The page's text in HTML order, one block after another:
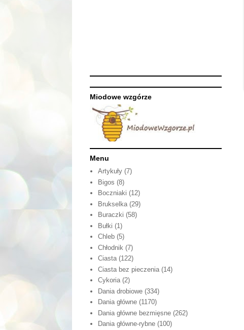
Miodowe wzgórze
Menu
Artykuły (7)
Bigos (8)
Boczniaki (12)
Brukselka (29)
Buraczki (58)
Bułki (1)
Chleb (5)
Chłodnik (7)
Ciasta (122)
Ciasta bez pieczenia (14)
Cykoria (2)
Dania drobiowe (334)
Dania główne (1170)
Dania główne bezmięsne (262)
Dania główne-rybne (100)